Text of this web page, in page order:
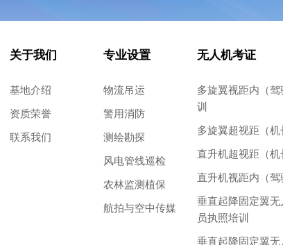
关于我们
基地介绍
资质荣誉
联系我们
专业设置
物流吊运
警用消防
测绘勘探
风电管线巡检
农林监测植保
航拍与空中传媒
无人机考证
多旋翼视距内（
训
多旋翼超视距（机
直升机超视距（机
直升机视距内（驾
垂直起降固定翼
员执照培训
垂直起降固定翼